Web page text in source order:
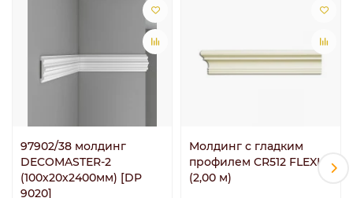
97902/38 молдинг
DECOMASTER-2
(100х20х2400мм) [DP
9020]
Молдинг с гладким
профилем CR512 FLEXI
(2,00 м)